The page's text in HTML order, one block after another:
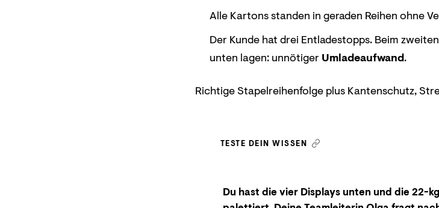
Alle Kartons standen in geraden Reihen ohne
Der Kunde hat drei Entladestopps. Beim
unten lagen: unnötiger Umladeaufwand.
Richtige Stapelreihenfolge plus Kantenschutz,
TESTE DEIN WISSEN
Du hast die vier Displays unten und die 22-